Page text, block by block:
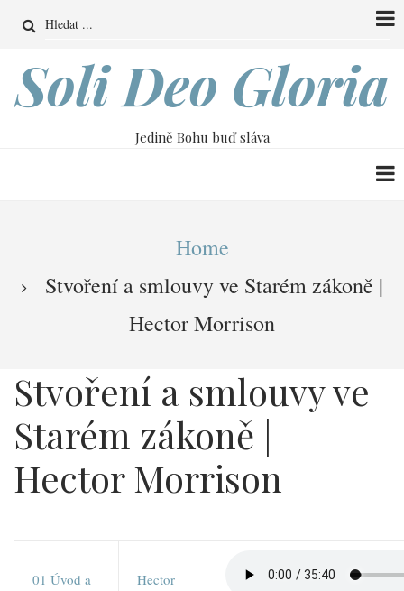
obsahu
Search
Soli Deo Gloria
Jedině Bohu buď sláva
Home
Stvoření a smlouvy ve Starém zákoně |
Hector Morrison
Stvoření a smlouvy ve
Starém zákoně |
Hector Morrison
01 Úvod a
Hector